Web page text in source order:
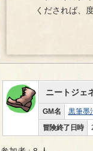
くだされば、
ニートジェ
GM名 黒筆墨
冒険終了日時